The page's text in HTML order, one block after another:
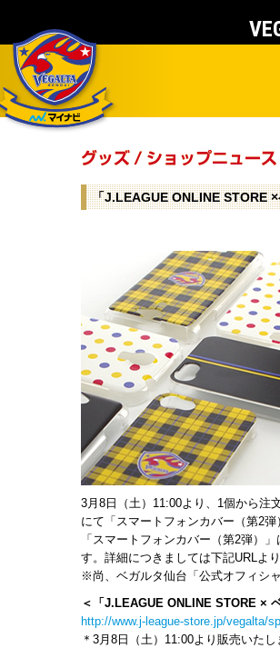
「J.LEAGUE ONLINE STORE
3月8日（土）11:00より、1個から注
にて「スマートフォンカバー（第2
「スマートフォンカバー（第2弾）
す。詳細につきましては下記URLよ
※尚、ベガルタ仙台「公式オフィシ
＜「J.LEAGUE ONLINE STORE ×
http://www.j-league-store.jp/vegalta/
＊3月8日（土）11:00より販売いたし